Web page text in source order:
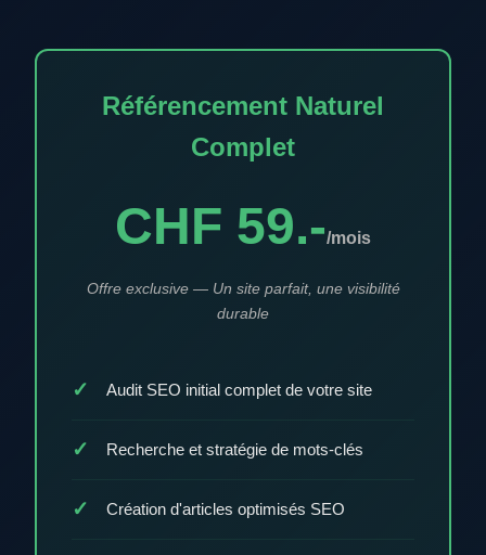
Référencement Naturel
Complet
CHF 59.-/mois
Offre exclusive — Un site parfait, une visibilité
durable
Audit SEO initial complet de votre site
Recherche et stratégie de mots-clés
Création d'articles optimisés SEO